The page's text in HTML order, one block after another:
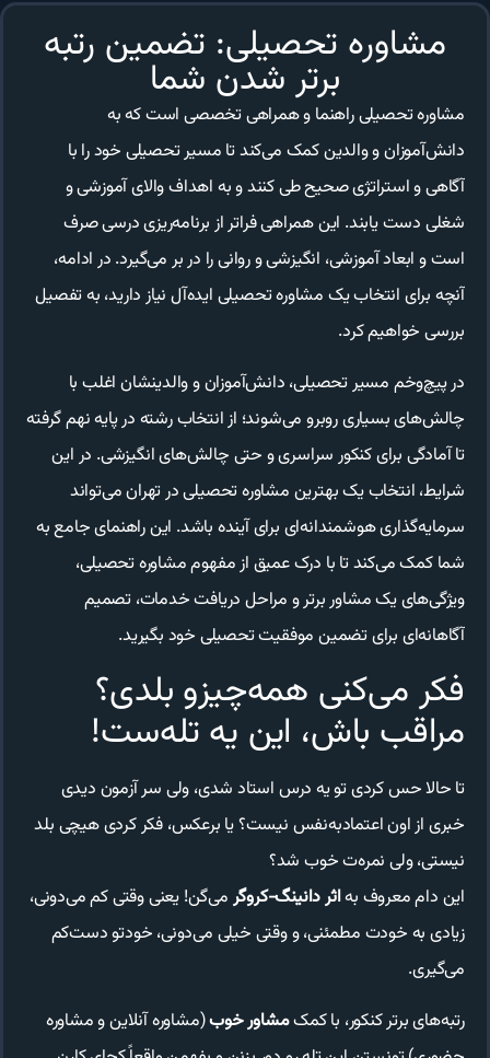
مشاوره تحصیلی: تضمین رتبه
برتر شدن شما
مشاوره تحصیلی راهنما و همراهی تخصصی است که به
دانش‌آموزان و والدین کمک می‌کند تا مسیر تحصیلی خود را با
آگاهی و استراتژی صحیح طی کنند و به اهداف والای آموزشی و
شغلی دست یابند. این همراهی فراتر از برنامه‌ریزی درسی صرف
است و ابعاد آموزشی، انگیزشی و روانی را در بر می‌گیرد. در ادامه،
آنچه برای انتخاب یک مشاوره تحصیلی ایده‌آل نیاز دارید، به تفصیل
بررسی خواهیم کرد.
در پیچ‌وخم مسیر تحصیلی، دانش‌آموزان و والدینشان اغلب با
چالش‌های بسیاری روبرو می‌شوند؛ از انتخاب رشته در پایه نهم گرفته
تا آمادگی برای کنکور سراسری و حتی چالش‌های انگیزشی. در این
شرایط، انتخاب یک بهترین مشاوره تحصیلی در تهران می‌تواند
سرمایه‌گذاری هوشمندانه‌ای برای آینده باشد. این راهنمای جامع به
شما کمک می‌کند تا با درک عمیق از مفهوم مشاوره تحصیلی،
ویژگی‌های یک مشاور برتر و مراحل دریافت خدمات، تصمیم
آگاهانه‌ای برای تضمین موفقیت تحصیلی خود بگیرید.
فکر می‌کنی همه‌چیزو بلدی؟
مراقب باش، این یه تله‌ست!
تا حالا حس کردی تو یه درس استاد شدی، ولی سر آزمون دیدی
خبری از اون اعتمادبه‌نفس نیست؟ یا برعکس، فکر کردی هیچی بلد
نیستی، ولی نمره‌ت خوب شد؟
این دام معروف بهاثر دانینگ-کروگر می‌گن! یعنی وقتی کم می‌دونی،
زیادی به خودت مطمئنی، و وقتی خیلی می‌دونی، خودتو دست‌کم
می‌گیری.
رتبه‌های برتر کنکور، با کمکمشاور خوب(مشاوره آنلاین و مشاوره